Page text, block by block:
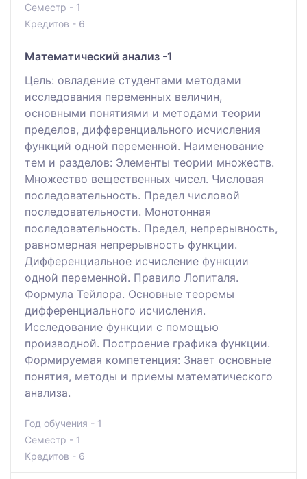
Семестр - 1
Кредитов - 6
Математический анализ -1
Цель: овладение студентами методами
исследования переменных величин,
основными понятиями и методами теории
пределов, дифференциального исчисления
функций одной переменной. Наименование
тем и разделов: Элементы теории множеств.
Множество вещественных чисел. Числовая
последовательность. Предел числовой
последовательности. Монотонная
последовательность. Предел, непрерывность,
равномерная непрерывность функции.
Дифференциальное исчисление функции
одной переменной. Правило Лопиталя.
Формула Тейлора. Основные теоремы
дифференциального исчисления.
Исследование функции с помощью
производной. Построение графика функции.
Формируемая компетенция: Знает основные
понятия, методы и приемы математического
анализа.
Год обучения - 1
Семестр - 1
Кредитов - 6